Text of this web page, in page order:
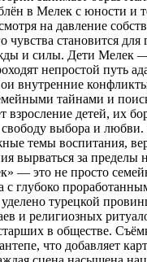
в Мелек с юности и
на давление
чувства становится для
и силы. Дети Мелек
непростой путь
внутренние
тайнами и
взросление детей, их
выбора и любви.
темы воспитания,
вырваться за пределы
— это не просто
с глубоко
турецкой
и религиозных
в обществе.
что добавляет